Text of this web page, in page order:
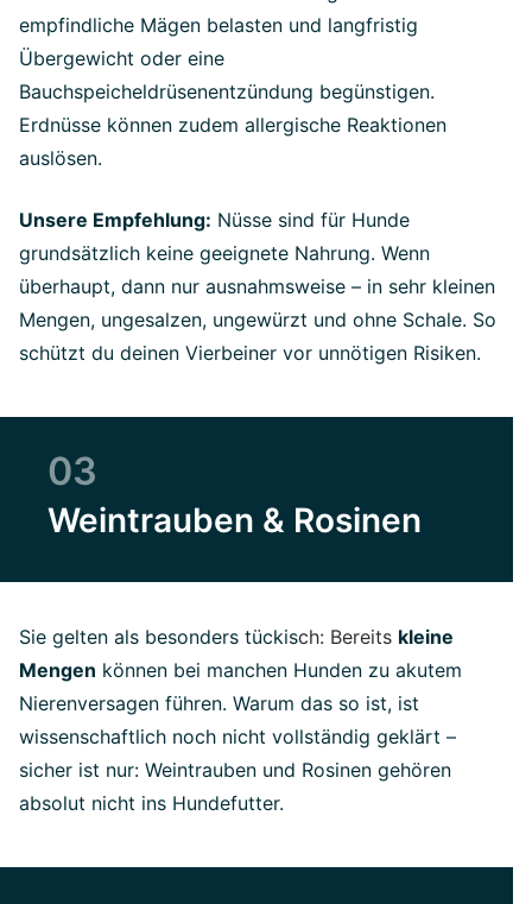
empfindliche Mägen belasten und langfristig
Übergewicht oder eine
Bauchspeicheldrüsenentzündung begünstigen.
Erdnüsse können zudem allergische Reaktionen
auslösen.
Unsere Empfehlung: Nüsse sind für Hunde
grundsätzlich keine geeignete Nahrung. Wenn
überhaupt, dann nur ausnahmsweise – in sehr kleinen
Mengen, ungesalzen, ungewürzt und ohne Schale. So
schützt du deinen Vierbeiner vor unnötigen Risiken.
03
Weintrauben & Rosinen
Sie gelten als besonders tückisch: Bereits kleine
Mengen können bei manchen Hunden zu akutem
Nierenversagen führen. Warum das so ist, ist
wissenschaftlich noch nicht vollständig geklärt –
sicher ist nur: Weintrauben und Rosinen gehören
absolut nicht ins Hundefutter.